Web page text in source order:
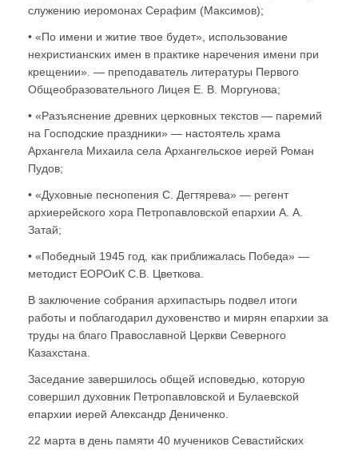
служению иеромонах Серафим (Максимов);
• «По имени и житие твое будет», использование
нехристианских имен в практике наречения имени при
крещении». — преподаватель литературы Первого
Общеобразовательного Лицея Е. В. Моргунова;
• «Разъяснение древних церковных текстов — паремий
на Господские праздники» — настоятель храма
Архангела Михаила села Архангельское иерей Роман
Пудов;
• «Духовные песнопения С. Дегтярева» — регент
архиерейского хора Петропавловской епархии А. А.
Затай;
• «Победный 1945 год, как приближалась Победа» —
методист ЕОРОиК С.В. Цветкова.
В заключение собрания архипастырь подвел итоги
работы и поблагодарил духовенство и мирян епархии за
труды на благо Православной Церкви Северного
Казахстана.
Заседание завершилось общей исповедью, которую
совершил духовник Петропавловской и Булаевской
епархии иерей Александр Дениченко.
22 марта в день памяти 40 мучеников Севастийских